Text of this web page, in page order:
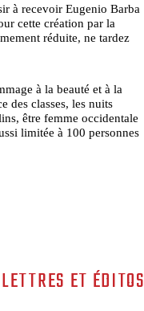
à recevoir Eugenio Barba
cette création par la
réduite, ne tardez
à la beauté et à la
des classes, les nuits
être femme occidentale
limitée à 100 personnes
ET ÉDITOS